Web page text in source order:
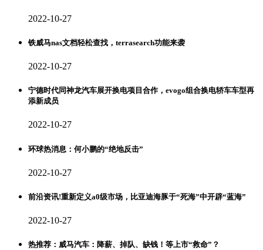
2022-10-27
铁威马nas文档轻松查找，terrasearch功能来袭
2022-10-27
宁德时代同神龙汽车展开换电项目合作，evogo组合换电轿车车型再
添新成员
2022-10-27
环球热消息：何小鹏的“绝地反击”
2022-10-27
前沿资讯!重新定义a0级市场，比亚迪海豚于“死海”中开辟“蓝海”
2022-10-27
热推荐：威马汽车：降薪、掉队、缺钱！等上市“救命”？